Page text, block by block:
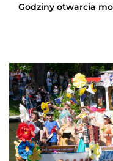
Godziny otwarcia